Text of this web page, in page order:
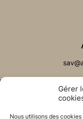
Gérer
Nous utilisons des